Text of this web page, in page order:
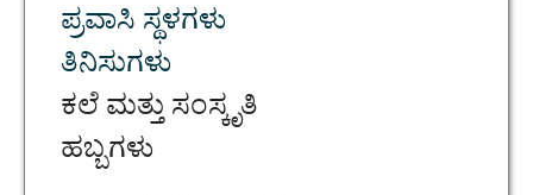
ಪ್ರವಾಸಿ ಸ್ಥಳಗಳು
ತಿನಿಸುಗಳು
ಕಲೆ ಮತ್ತು ಸಂಸ್ಕೃತಿ
ಹಬ್ಬಗಳು